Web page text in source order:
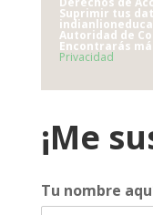
Suprimir tus
Autoridad de
Encontrarás
Privacidad
¡Me
Tu nombre